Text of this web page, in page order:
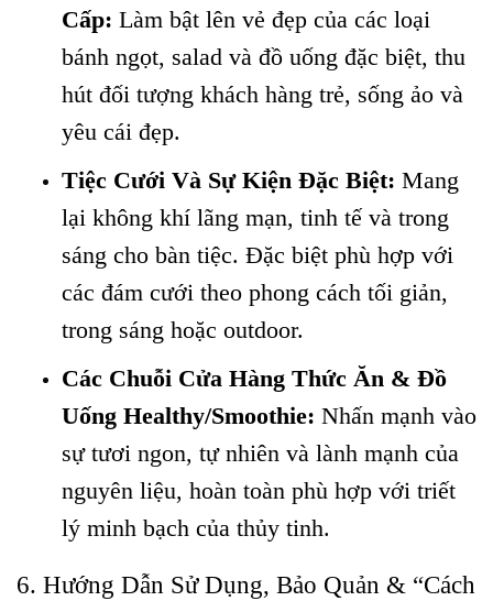
Cấp: Làm bật lên vẻ đẹp của các loại
bánh ngọt, salad và đồ uống đặc biệt, thu
hút đối tượng khách hàng trẻ, sống ảo và
yêu cái đẹp.
Tiệc Cưới Và Sự Kiện Đặc Biệt: Mang
lại không khí lãng mạn, tinh tế và trong
sáng cho bàn tiệc. Đặc biệt phù hợp với
các đám cưới theo phong cách tối giản,
trong sáng hoặc outdoor.
Các Chuỗi Cửa Hàng Thức Ăn & Đồ
Uống Healthy/Smoothie: Nhấn mạnh vào
sự tươi ngon, tự nhiên và lành mạnh của
nguyên liệu, hoàn toàn phù hợp với triết
lý minh bạch của thủy tinh.
6. Hướng Dẫn Sử Dụng, Bảo Quản & “Cách